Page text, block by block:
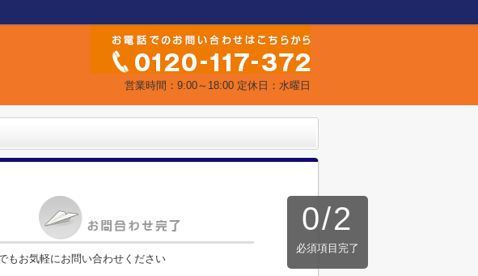
営業時間：9:00～18:00 定休日：水曜日
0/2
必須項目完了
もお気軽にお問い合わせください